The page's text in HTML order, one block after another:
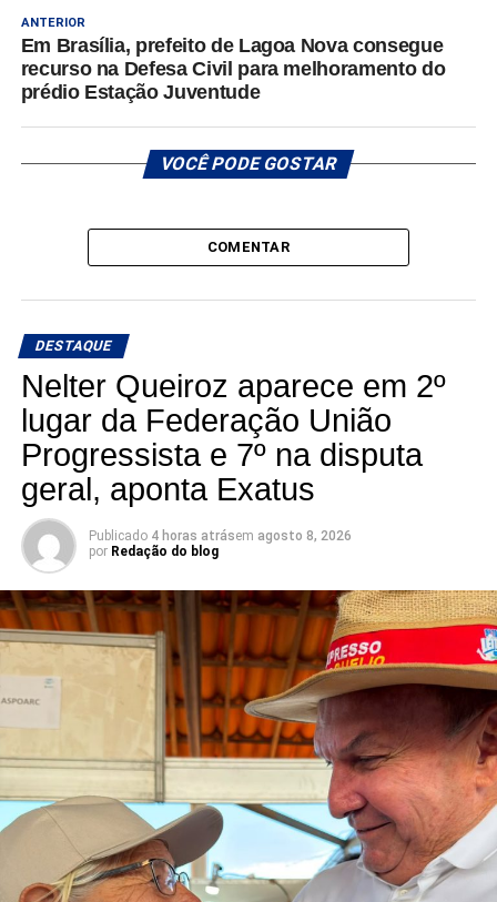
ANTERIOR
Em Brasília, prefeito de Lagoa Nova consegue
recurso na Defesa Civil para melhoramento do
prédio Estação Juventude
VOCÊ PODE GOSTAR
COMENTAR
DESTAQUE
Nelter Queiroz aparece em 2º
lugar da Federação União
Progressista e 7º na disputa
geral, aponta Exatus
Publicado 4 horas atrásem agosto 8, 2026
por Redação do blog